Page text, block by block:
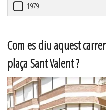
1979
Com es diu aquest
plaça Sant Valent ?